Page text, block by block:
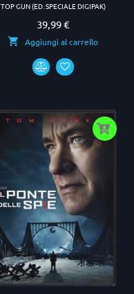
TOP GUN (ED. SPECIALE DIGIPAK)
Prezzo
39,99 €
Aggiungi al carrello